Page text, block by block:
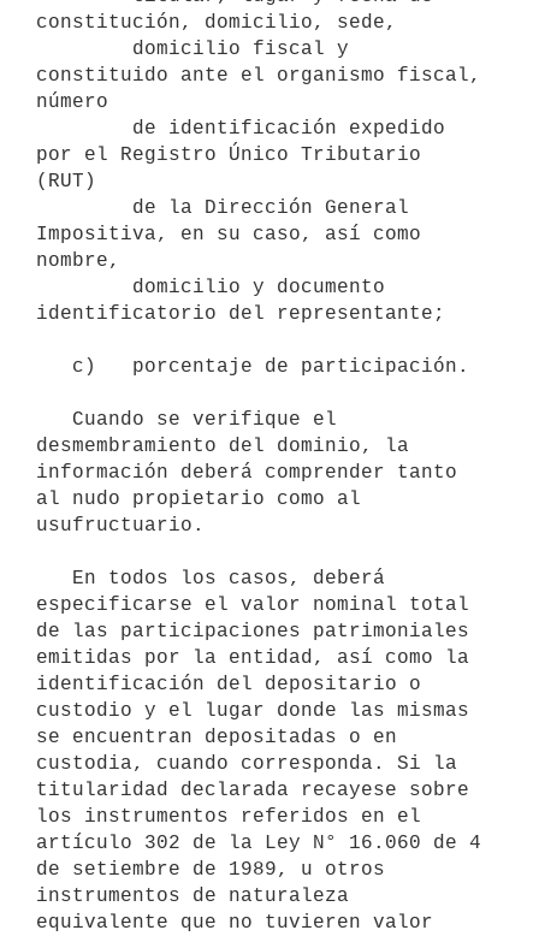
constitución, domicilio, sede,
constituido ante el organismo fiscal,
número
por el Registro Único Tributario
(RUT)
Impositiva, en su caso, así como
nombre,
identificatorio del representante;
desmembramiento del dominio, la
información deberá comprender tanto
al nudo propietario como al
usufructuario.
especificarse el valor nominal total
de las participaciones patrimoniales
emitidas por la entidad, así como la
identificación del depositario o
custodio y el lugar donde las mismas
se encuentran depositadas o en
custodia, cuando corresponda. Si la
titularidad declarada recayese sobre
los instrumentos referidos en el
artículo 302 de la Ley N° 16.060 de 4
de setiembre de 1989, u otros
instrumentos de naturaleza
equivalente que no tuvieren valor